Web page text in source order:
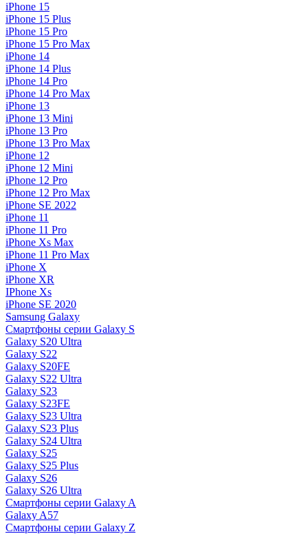
iPhone 15
iPhone 15 Plus
iPhone 15 Pro
iPhone 15 Pro Max
iPhone 14
iPhone 14 Plus
iPhone 14 Pro
iPhone 14 Pro Max
iPhone 13
iPhone 13 Mini
iPhone 13 Pro
iPhone 13 Pro Max
iPhone 12
iPhone 12 Mini
iPhone 12 Pro
iPhone 12 Pro Max
iPhone SE 2022
iPhone 11
iPhone 11 Pro
iPhone Xs Max
iPhone 11 Pro Max
iPhone X
iPhone XR
IPhone Xs
iPhone SE 2020
Samsung Galaxy
Смартфоны серии Galaxy S
Galaxy S20 Ultra
Galaxy S22
Galaxy S20FE
Galaxy S22 Ultra
Galaxy S23
Galaxy S23FE
Galaxy S23 Ultra
Galaxy S23 Plus
Galaxy S24 Ultra
Galaxy S25
Galaxy S25 Plus
Galaxy S26
Galaxy S26 Ultra
Смартфоны серии Galaxy A
Galaxy A57
Смартфоны серии Galaxy Z